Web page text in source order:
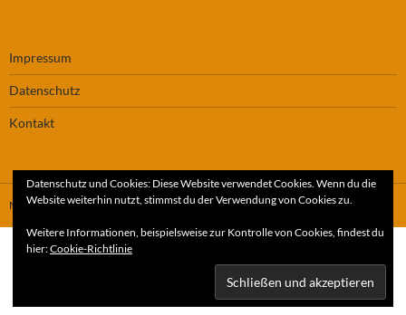
Impressum
Datenschutz
Kontakt
Mit Stolz präsentiert von WordPress
Datenschutz und Cookies: Diese Website verwendet Cookies. Wenn du die
Website weiterhin nutzt, stimmst du der Verwendung von Cookies zu.
Weitere Informationen, beispielsweise zur Kontrolle von Cookies, findest du
hier:Cookie-Richtlinie